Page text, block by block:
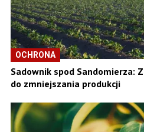
OCHRONA
Sadownik spod Sandomierza:
do zmniejszania produkcji